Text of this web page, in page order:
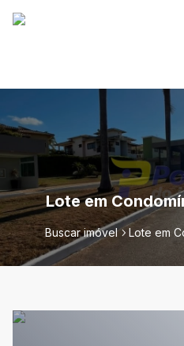
Lote em
Buscar imóvel Lote em